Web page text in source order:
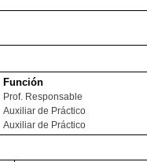
Función
Prof. Responsable
Auxiliar de Práctico
Auxiliar de Práctico